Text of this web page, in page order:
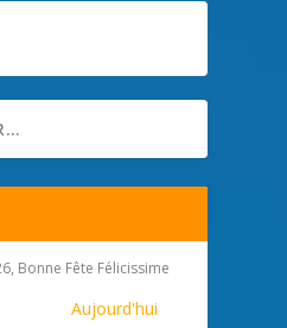
Bonne Fête Félicissime
Aujourd'hui